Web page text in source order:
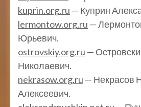
kuprin.org.ru — Куприн
lermontow.org.ru —
Юрьевич.
ostrovskiy.org.ru —
Николаевич.
nekrasow.org.ru — Некрасов
Алексеевич.